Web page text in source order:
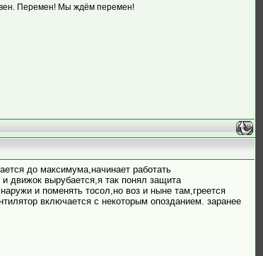
Перемен! Мы ждём перемен!
до максимума,начинает работать
движок вырубается,я так понял защита
и поменять тосол,но воз и ныне там,греется
включается с некоторым опозданием. заранее